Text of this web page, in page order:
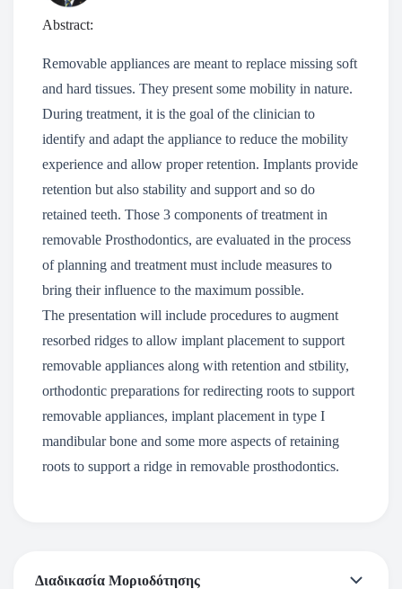
Abstract:
Removable appliances are meant to replace missing soft
and hard tissues. They present some mobility in nature.
During treatment, it is the goal of the clinician to
identify and adapt the appliance to reduce the mobility
experience and allow proper retention. Implants provide
retention but also stability and support and so do
retained teeth. Those 3 components of treatment in
removable Prosthodontics, are evaluated in the process
of planning and treatment must include measures to
bring their influence to the maximum possible.
The presentation will include procedures to augment
resorbed ridges to allow implant placement to support
removable appliances along with retention and stbility,
orthodontic preparations for redirecting roots to support
removable appliances, implant placement in type I
mandibular bone and some more aspects of retaining
roots to support a ridge in removable prosthodontics.
Διαδικασία Μοριοδότησης